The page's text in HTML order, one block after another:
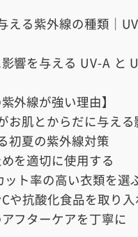
える紫外線の種類｜
影響を与える UV-A と
外線が強い理由】
お肌とからだに与える
初夏の紫外線対策
を適切に使用する
ット率の高い衣類を選
や抗酸化食品を取り入
フターケアを丁寧に